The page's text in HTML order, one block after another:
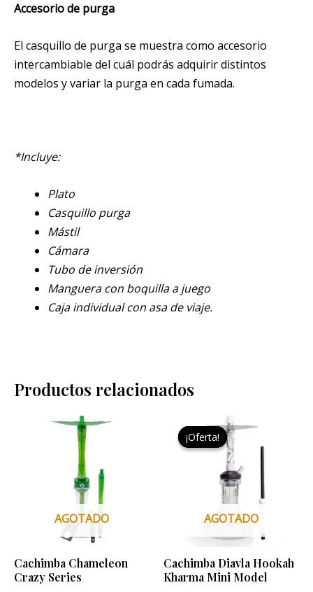
Accesorio de purga
El casquillo de purga se muestra como accesorio
intercambiable del cuál podrás adquirir distintos
modelos y variar la purga en cada fumada.
*Incluye:
Plato
Casquillo purga
Mástil
Cámara
Tubo de inversión
Manguera con boquilla a juego
Cajaindividual con asa de viaje.
Productos relacionados
AGOTADO
Cachimba Chameleon
Crazy Series
producto
pueden
¡Oferta!
AGOTADO
¡Oferta!
Cachimba Diavla Hookah
Kharma Mini Model
precio
original
era:
99,95 €.
precio
actual
89,95 €.